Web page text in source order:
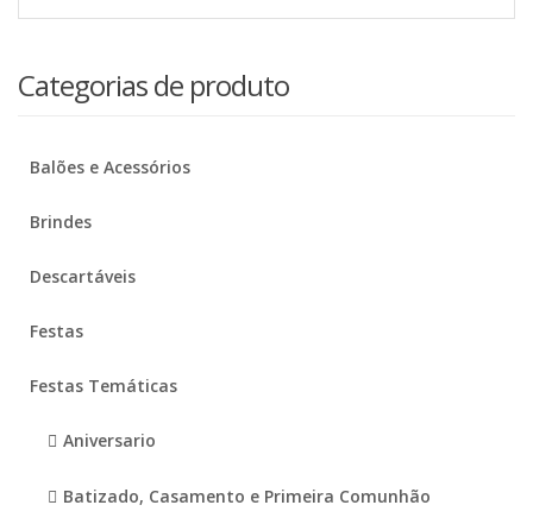
Categorias de produto
Balões e Acessórios
Brindes
Descartáveis
Festas
Festas Temáticas
Aniversario
Batizado, Casamento e Primeira Comunhão